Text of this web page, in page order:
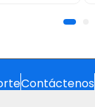
Contáctenos